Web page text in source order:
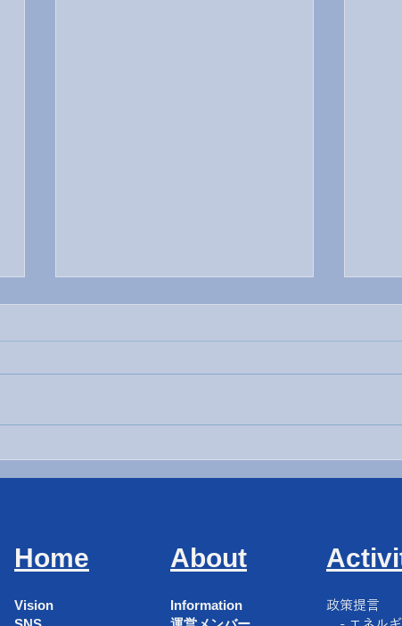
Home
Vision
About
Information
​政策提言